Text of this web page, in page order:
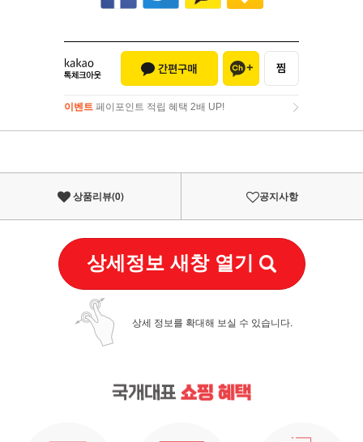
이벤트 페이포인트 적립 혜택 2배 UP!
이벤트페이포인트 적립 혜택 2배 UP!
상품리뷰(0) 공지사항
상세정보 새창 열기
상세 정보를 확대해 보실 수 있습니다.